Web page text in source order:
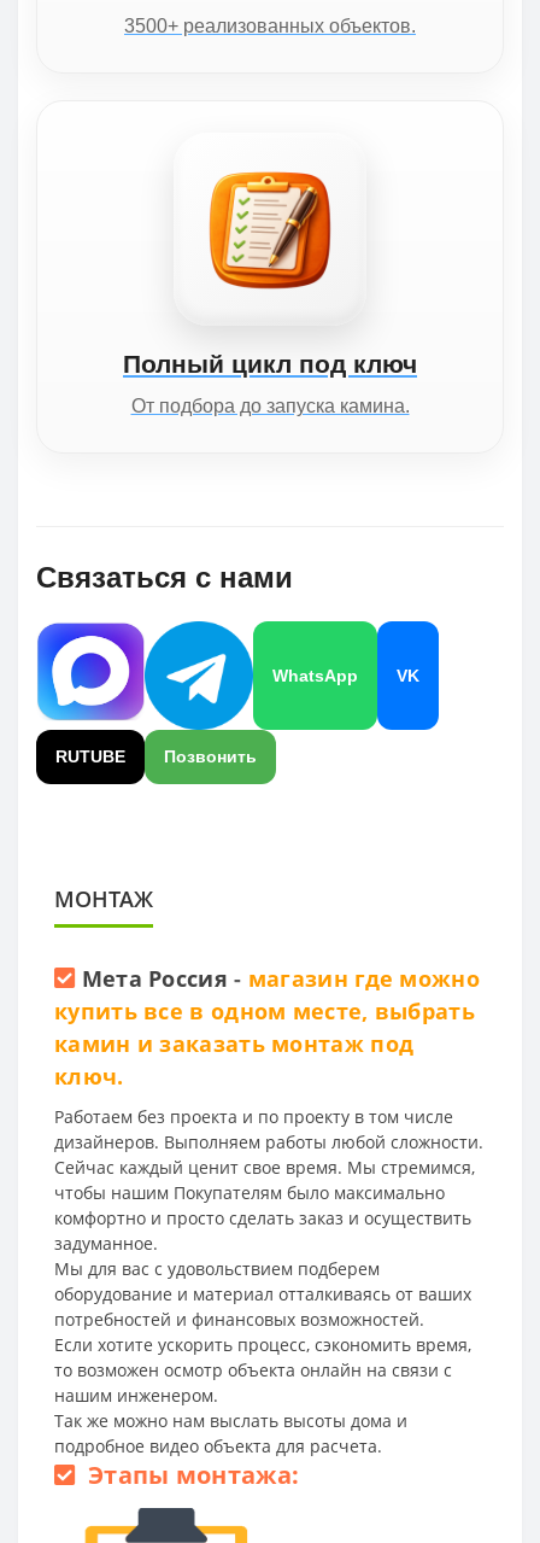
3500+ реализованных объектов.
Полный цикл под ключ
От подбора до запуска камина.
Связаться с нами
WhatsApp VK
RUTUBE Позвонить
МОНТАЖ
Мета Россия - магазин где можно
купить все в одном месте, выбрать
камин и заказать монтаж под
ключ.
Работаем без проекта и по проекту в том числе
дизайнеров. Выполняем работы любой сложности.
Сейчас каждый ценит свое время. Мы стремимся,
чтобы нашим Покупателям было максимально
комфортно и просто сделать заказ и осуществить
задуманное.
Мы для вас с удовольствием подберем
оборудование и материал отталкиваясь от ваших
потребностей и финансовых возможностей.
Если хотите ускорить процесс, сэкономить время,
то возможен осмотр объекта онлайн на связи с
нашим инженером.
Так же можно нам выслать высоты дома и
подробное видео объекта для расчета.
Этапы монтажа: